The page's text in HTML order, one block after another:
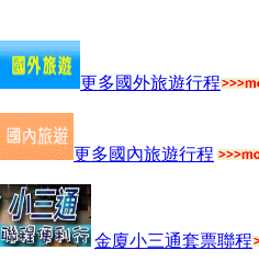
更多國外旅遊行程
更多國內旅遊行程
金廈小三通套票聯程